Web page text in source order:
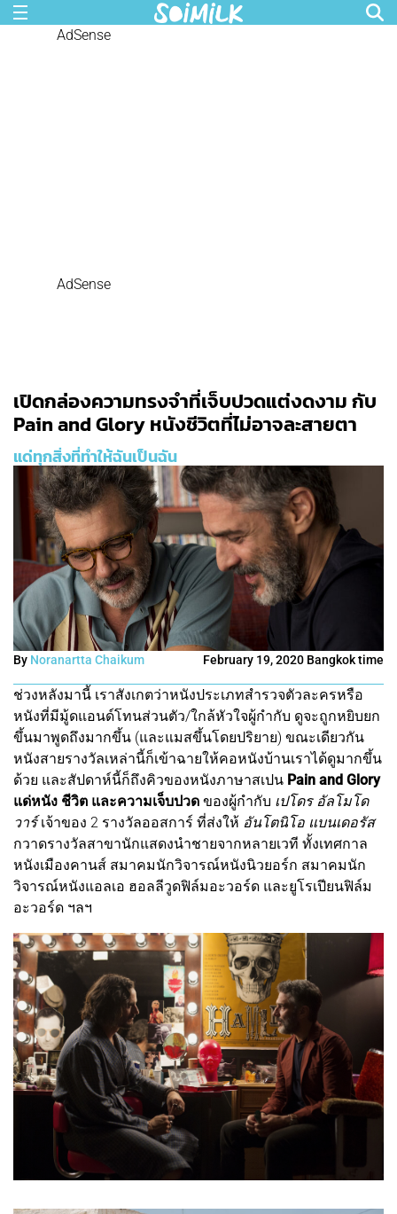
AdSense
AdSense
เปิดกล่องความทรงจำที่เจ็บปวดแต่งดงาม กับ
Pain and Glory หนังชีวิตที่ไม่อาจละสายตา
แด่ทุกสิ่งที่ทำให้ฉันเป็นฉัน
By Noranartta Chaikum February 19, 2020 Bangkok time
ช่วงหลังมานี้ เราสังเกตว่าหนังประเภทสำรวจตัวละครหรือ
หนังที่มีมู้ดแอนด์โทนส่วนตัว/ใกล้หัวใจผู้กำกับ ดูจะถูกหยิบยก
ขึ้นมาพูดถึงมากขึ้น (และแมสขึ้นโดยปริยาย) ขณะเดียวกัน
หนังสายรางวัลเหล่านี้ก็เข้าฉายให้คอหนังบ้านเราได้ดูมากขึ้น
ด้วย และสัปดาห์นี้ก็ถึงคิวของหนังภาษาสเปน Pain and Glory
แด่หนัง ชีวิต และความเจ็บปวด ของผู้กำกับ เปโดร อัลโมโด
วาร์เจ้าของ 2 รางวัลออสการ์ ที่ส่งให้ อันโตนิโอ แบนเดอรัส
กวาดรางวัลสาขานักแสดงนำชายจากหลายเวที ทั้งเทศกาล
หนังเมืองคานส์ สมาคมนักวิจารณ์หนังนิวยอร์ก สมาคมนัก
วิจารณ์หนังแอลเอ ฮอลลีวูดฟิล์มอะวอร์ด และยูโรเปียนฟิล์ม
อะวอร์ด ฯลฯ